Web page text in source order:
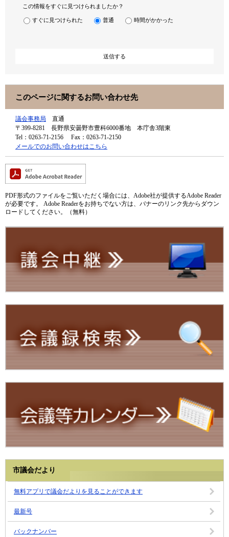
この情報をすぐに見つけられましたか？
すぐに見つけられた 普通 時間がかかった
このページに関するお問い合わせ先
議会事務局
直通
〒399-8281
長野県安曇野市豊科6000番地 本庁舎3階東
Tel：0263-71-2156
Fax：0263-71-2150
メールでのお問い合わせはこちら
PDF形式のファイルをご覧いただく場合には、Adobe社が提供するAdobe Reader
が必要です。
Adobe Readerをお持ちでない方は、バナーのリンク先からダウン
ロードしてください。（無料）
市議会だより
無料アプリで議会だよりを見ることができます
最新号
バックナンバー